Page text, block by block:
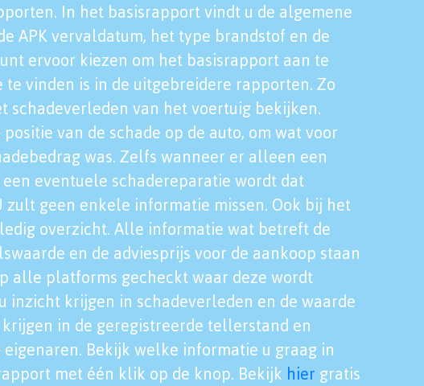
In het basisrapport vindt u de algemene
APK vervaldatum, het type brandstof en de
ervoor kiezen om het basisrapport aan te
vinden is in de uitgebreidere rapporten. Zo
schadeverleden van het voertuig bekijken.
van de schade op de auto, om wat voor
was. Zelfs wanneer er alleen een
eventuele schadereparatie wordt dat
zult geen enkele informatie missen. Ook bij het
overzicht. Alle informatie wat betreft de
en de adviesprijs voor de aankoop staan
alle platforms gecheckt waar deze wordt
inzicht krijgen in schadeverleden en de waarde
in de geregistreerde tellerstand en
Bekijk welke informatie u graag in
met één klik op de knop. Bekijk hier gratis